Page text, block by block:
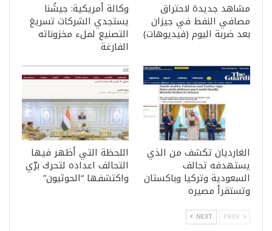
مشاهد جديدة لاحتراق
مصافي النفط في جيزان
بعد ضربة اليوم (فيديوهات)
وكالة أمريكية: جيشُنا
يستجدي الشركات تسريعَ
التصنيع لملء مخزوناته
الفارغة
الغارديان تكشف من الذي
يستهدفه تحالف
السعودية وتركيا وباكستان
وتستقرأ مصيره
اللحظة التي أظهر فيها
التحالف اعداده لتحرك برّي
واكتشفها “الحوثيون”
NEXT